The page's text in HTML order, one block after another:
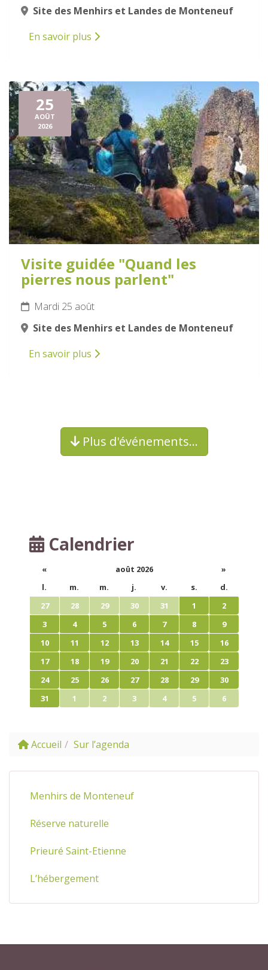
Site des Menhirs et Landes de Monteneuf
En savoir plus
25
AOÛT
2026
Visite guidée "Quand les
pierres nous parlent"
Mardi 25 août
Site des Menhirs et Landes de Monteneuf
En savoir plus
Plus d'événements…
Calendrier
« août 2026
»
l.
m. m. j. v. s.
d.
27
28 29 30 31 1
2
3
4 5 6 7 8
9
10
11 12 13 14 15
16
17
18 19 20 21 22
23
24
25 26 27 28 29
30
31
1 2 3 4 5 6
Accueil Sur l’agenda
Menhirs de Monteneuf
Réserve naturelle
Prieuré Saint-Etienne
L’hébergement